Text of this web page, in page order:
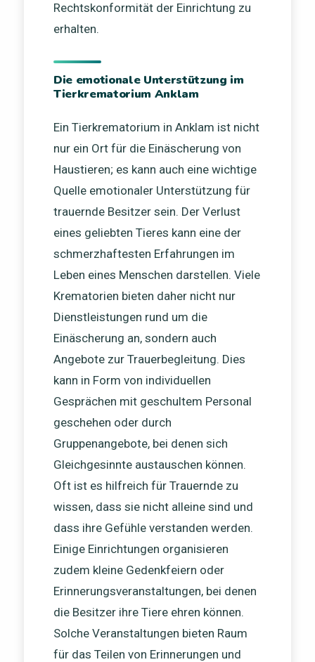
Rechtskonformität der Einrichtung zu
erhalten.
Die emotionale Unterstützung im
Tierkrematorium Anklam
Ein Tierkrematorium in Anklam ist nicht
nur ein Ort für die Einäscherung von
Haustieren; es kann auch eine wichtige
Quelle emotionaler Unterstützung für
trauernde Besitzer sein. Der Verlust
eines geliebten Tieres kann eine der
schmerzhaftesten Erfahrungen im
Leben eines Menschen darstellen. Viele
Krematorien bieten daher nicht nur
Dienstleistungen rund um die
Einäscherung an, sondern auch
Angebote zur Trauerbegleitung. Dies
kann in Form von individuellen
Gesprächen mit geschultem Personal
geschehen oder durch
Gruppenangebote, bei denen sich
Gleichgesinnte austauschen können.
Oft ist es hilfreich für Trauernde zu
wissen, dass sie nicht alleine sind und
dass ihre Gefühle verstanden werden.
Einige Einrichtungen organisieren
zudem kleine Gedenkfeiern oder
Erinnerungsveranstaltungen, bei denen
die Besitzer ihre Tiere ehren können.
Solche Veranstaltungen bieten Raum
für das Teilen von Erinnerungen und